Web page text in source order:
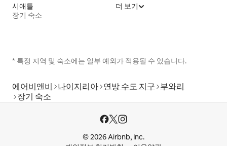
시애틀
장기 숙소
더 보기
* 특정 지역 및 숙소에는 일부 예외가 적용될 수 있습니다.
에어비앤비 나이지리아 연방 수도 지구 부와리
장기 숙소
© 2026 Airbnb, Inc.